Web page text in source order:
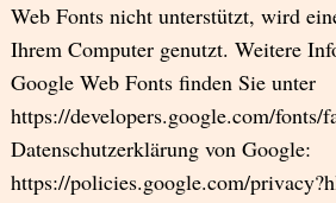
Web Fonts nicht unterstützt, wird
Ihrem Computer genutzt. Weitere
Google Web Fonts finden Sie unter
https://developers.google.com/fonts/
Datenschutzerklärung von Google:
https://policies.google.com/